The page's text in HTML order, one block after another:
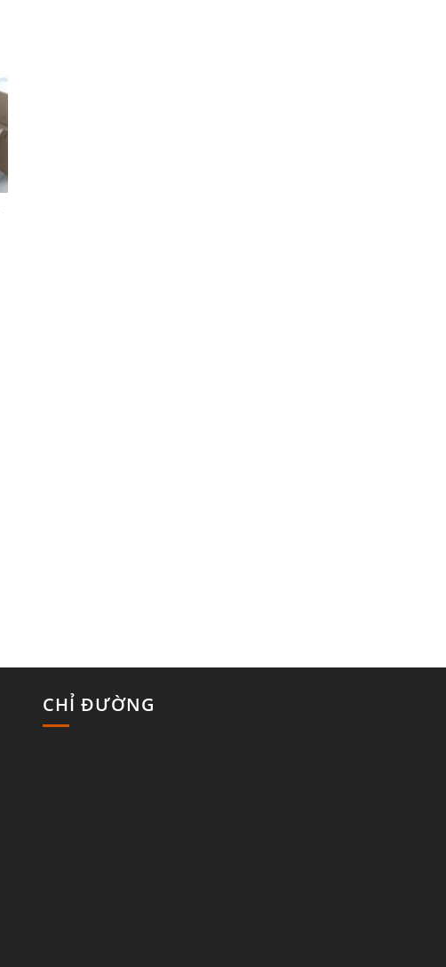
CHỈ ĐƯỜNG